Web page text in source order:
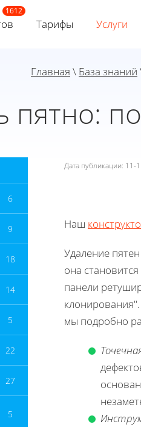
Тарифы Услуги
Главная \ База знаний
пятно:
6
9
18
14
5
22
27
5
Дата публикации:
Наш
Удаление
она
панели
мы подробно